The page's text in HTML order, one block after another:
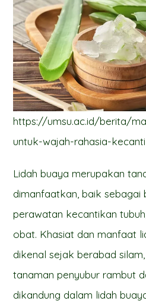
https://umsu.ac.id/berita/
untuk-wajah-rahasia-
Lidah buaya merupakan
dimanfaatkan, baik sebagai
perawatan kecantikan
obat. Khasiat dan manfaat
dikenal sejak berabad
tanaman penyubur rambut
dikandung dalam lidah